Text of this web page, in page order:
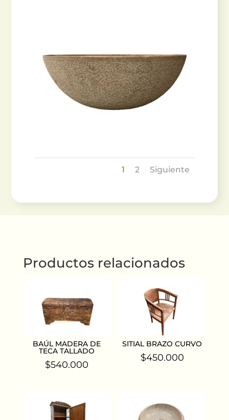
1 2 Siguiente
Productos relacionados
BAÚL MADERA DE
TECA TALLADO
$540.000
SITIAL BRAZO CURVO
$450.000